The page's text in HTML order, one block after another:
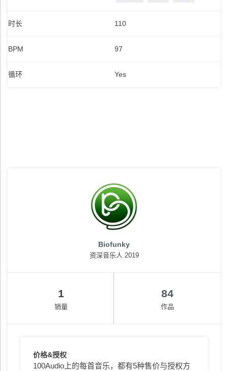
时长 110
BPM 97
循环 Yes
Biofunky
资深音乐人 2019
1
销量
84
作品
价格&授权
100Audio上的每首音乐，都有5种售价与授权方